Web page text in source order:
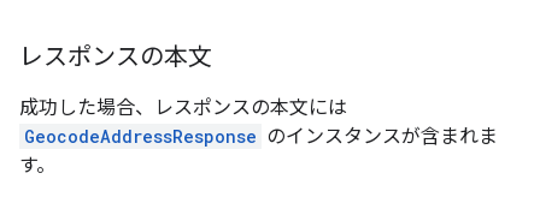
レスポンスの本文
成功した場合、レスポンスの本文には
GeocodeAddressResponse のインスタンスが含まれま
す。